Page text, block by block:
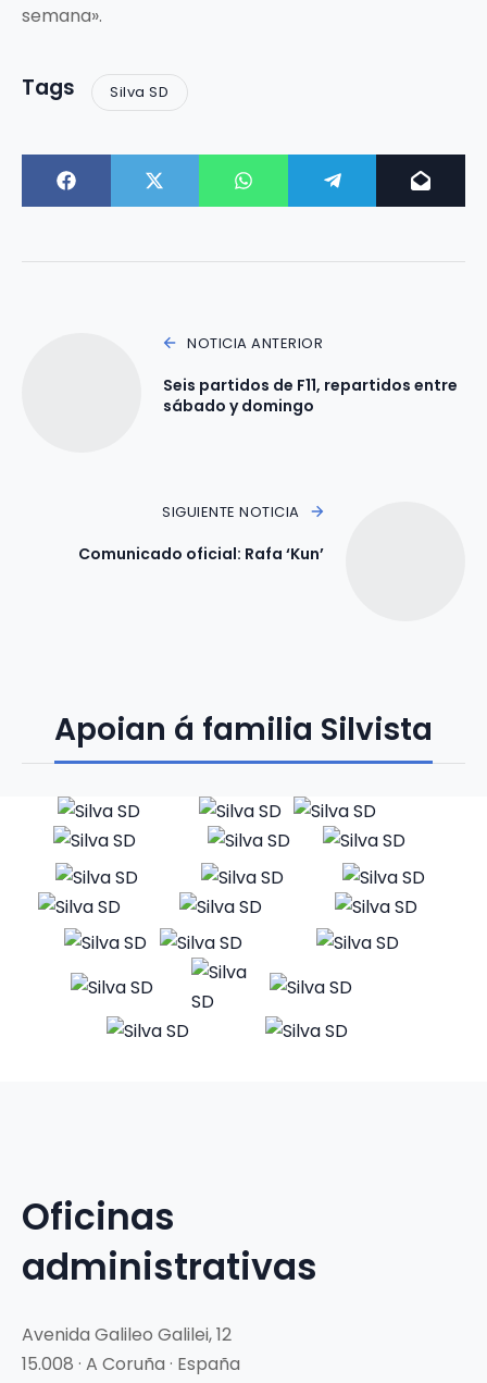
semana».
Tags Silva SD
NOTICIA ANTERIOR
Seis partidos de F11, repartidos entre
sábado y domingo
SIGUIENTE NOTICIA
Comunicado oficial: Rafa ‘Kun’
Apoian á familia Silvista
Oficinas
administrativas
Avenida Galileo Galilei, 12
15.008 · A Coruña · España